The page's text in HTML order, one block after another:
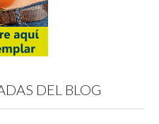
DEL BLOG